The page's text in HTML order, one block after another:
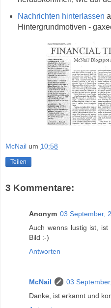
Nachrichten hinterlassen
Hintergrundmotiven -
McNail um 10:58
Teilen
3 Kommentare:
Anonym 03 September,
Auch wenns lustig ist,
Bild :-)
Antworten
McNail
03
Danke, ist erkannt und